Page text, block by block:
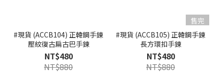
#現貨 (ACCB104) 正韓鋼手鍊
壓紋復古扁古巴手鍊
NT$480
NT$880
售完
#現貨 (ACCB105) 正韓鋼手鍊
長方環扣手鍊
NT$480
NT$880